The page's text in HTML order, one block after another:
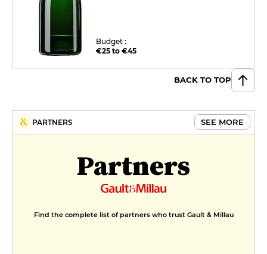
Budget :
€25 to €45
BACK TO TOP
PARTNERS SEE MORE
Partners
Find the complete list of partners who trust Gault & Millau